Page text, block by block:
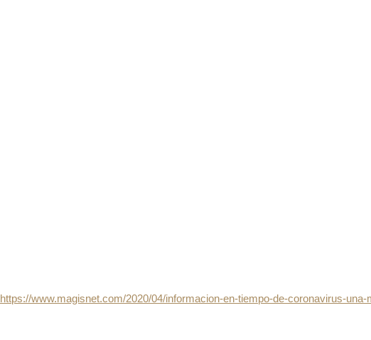
https://www.magisnet.com/2020/04/informacion-en-tiempo-de-coronavirus-